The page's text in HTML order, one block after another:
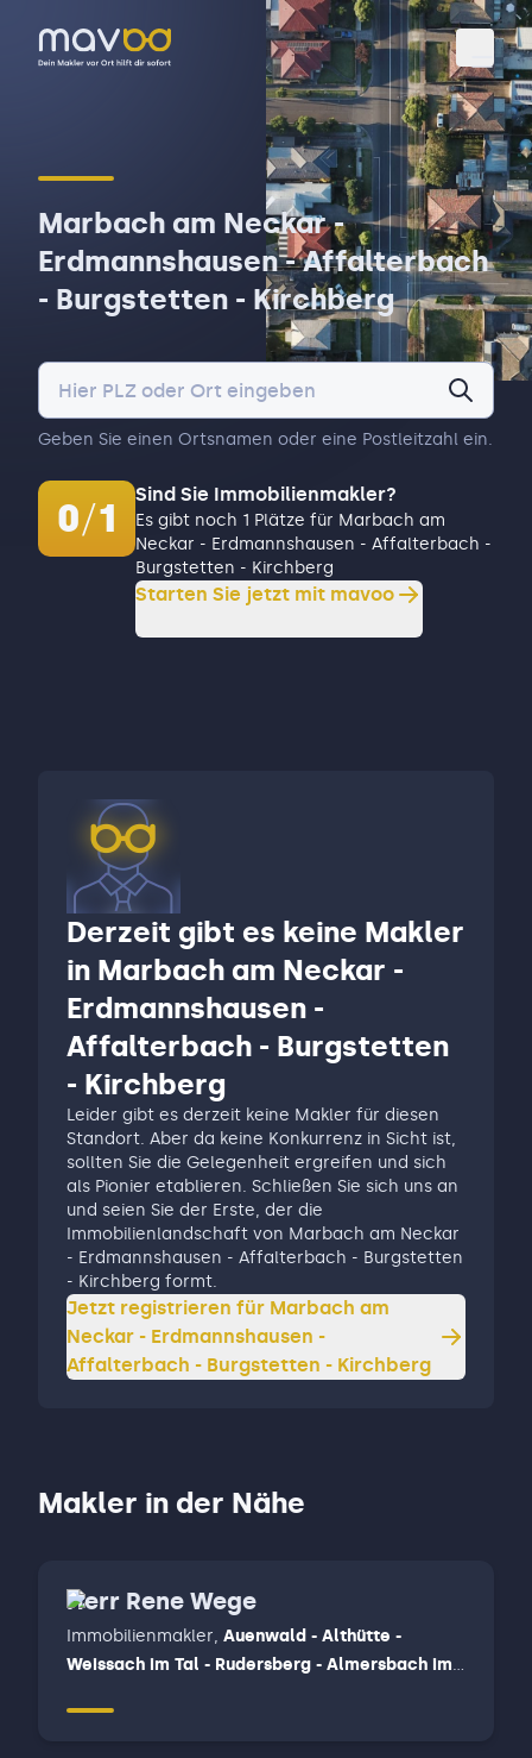
Marbach am Neckar -
Erdmannshausen - Affalterbach
- Burgstetten - Kirchberg
Geben Sie einen Ortsnamen oder eine Postleitzahl ein.
0/1
Sind Sie Immobilienmakler?
Es gibt noch 1 Plätze für Marbach am
Neckar - Erdmannshausen - Affalterbach -
Burgstetten - Kirchberg
Starten Sie jetzt mit mavoo
Derzeit gibt es keine Makler
in Marbach am Neckar -
Erdmannshausen -
Affalterbach - Burgstetten
- Kirchberg
Leider gibt es derzeit keine Makler für diesen
Standort. Aber da keine Konkurrenz in Sicht ist,
sollten Sie die Gelegenheit ergreifen und sich
als Pionier etablieren. Schließen Sie sich uns an
und seien Sie der Erste, der die
Immobilienlandschaft von Marbach am Neckar
- Erdmannshausen - Affalterbach - Burgstetten
- Kirchberg formt.
Jetzt registrieren für Marbach am
Neckar - Erdmannshausen -
Affalterbach - Burgstetten - Kirchberg
Makler in der Nähe
Herr Rene Wege
Immobilienmakler, Auenwald - Althütte -
Weissach im Tal - Rudersberg - Almersbach im